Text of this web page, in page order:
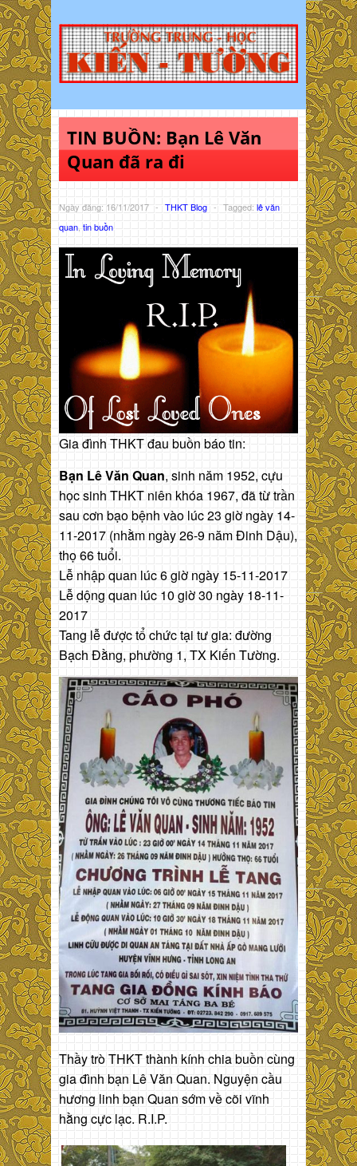
TIN BUỒN: Bạn Lê Văn
Quan đã ra đi
Ngày đăng: 16/11/2017 - THKT Blog - Tagged: lê văn
quan tin buồn
Gia đình THKT đau buồn báo tin:
Bạn Lê Văn Quan, sinh năm 1952, cựu
học sinh THKT niên khóa 1967, đã từ trần
sau cơn bạo bệnh vào lúc 23 giờ ngày 14-
11-2017 (nhằm ngày 26-9 năm Đinh Dậu),
thọ 66 tuổi.
Lễ nhập quan lúc 6 giờ ngày 15-11-2017
Lễ dộng quan lúc 10 giờ 30 ngày 18-11-
2017
Tang lễ được tổ chức tại tư gia: đường
Bạch Đằng, phường 1, TX Kiến Tường.
Thầy trò THKT thành kính chia buồn cùng
gia đình bạn Lê Văn Quan. Nguyện cầu
hương linh bạn Quan sớm về cõi vĩnh
hằng cực lạc. R.I.P.